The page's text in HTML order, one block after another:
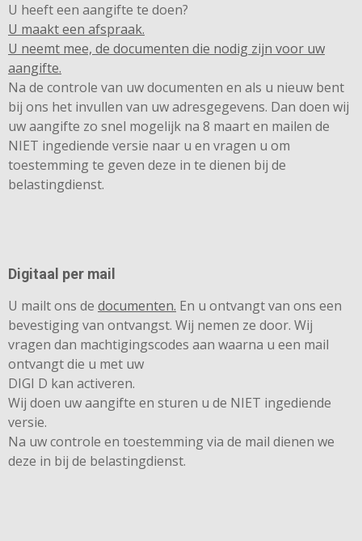
U heeft een aangifte te doen?
U maakt een afspraak.
U neemt mee, de documenten die nodig zijn voor uw
aangifte.
Na de controle van uw documenten en als u nieuw bent
bij ons het invullen van uw adresgegevens. Dan doen wij
uw aangifte zo snel mogelijk na 8 maart en mailen de
NIET ingediende versie naar u en vragen u om
toestemming te geven deze in te dienen bij de
belastingdienst.
Digitaal per mail
U mailt ons de documenten. En u ontvangt van ons een
bevestiging van ontvangst. Wij nemen ze door. Wij
vragen dan machtigingscodes aan waarna u een mail
ontvangt die u met uw
DIGI D kan activeren.
Wij doen uw aangifte en sturen u de NIET ingediende
versie.
Na uw controle en toestemming via de mail dienen we
deze in bij de belastingdienst.